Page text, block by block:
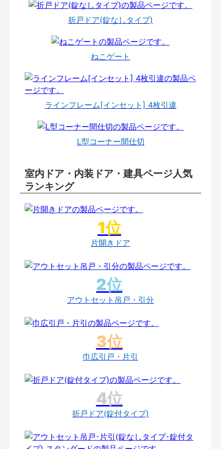
折戸ドア(錠なしタイプ)
ねこゲート
ラインフレーム[インセット] 4枚引違
L型コーナー間仕切
室内ドア・内装ドア・建具ページ人気
ランキング
片開きドア
アウトセット吊戸・引分
巾広引戸・片引
折戸ドア(錠付タイプ)